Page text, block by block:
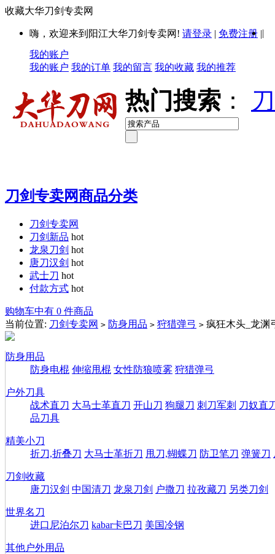
收藏大华刀剑专卖网
嗨，欢迎来到阳江大华刀剑专卖网! 请登录 | 免费注册 ||
我的账户
我的账户 我的订单 我的留言 我的收藏 我的推荐
热门搜索 ：
刀剑专卖网商品分类
刀剑专卖网
刀剑新品 hot
龙泉刀剑 hot
唐刀汉剑 hot
武士刀 hot
付款方式 hot
购物车中有 0 件商品
当前位置: 刀剑专卖网 > 防身用品 > 狩猎弹弓 > 疯狂木头_龙渊
防身用品
防身电棍 伸缩甩棍 女性防狼喷雾 狩猎弹弓
户外刀具
战术直刀 大马士革直刀 开山刀 狗腿刀 刺刀军刺 刀奴直
品刀具
精美小刀
折刀,折叠刀 大马士革折刀 甩刀,蝴蝶刀 防卫笔刀 弹簧刀
刀剑收藏
唐刀汉剑 中国清刀 龙泉刀剑 户撒刀 拉孜藏刀 另类刀剑
世界名刀
进口尼泊尔刀 kabar卡巴刀 美国冷钢
其他户外用品